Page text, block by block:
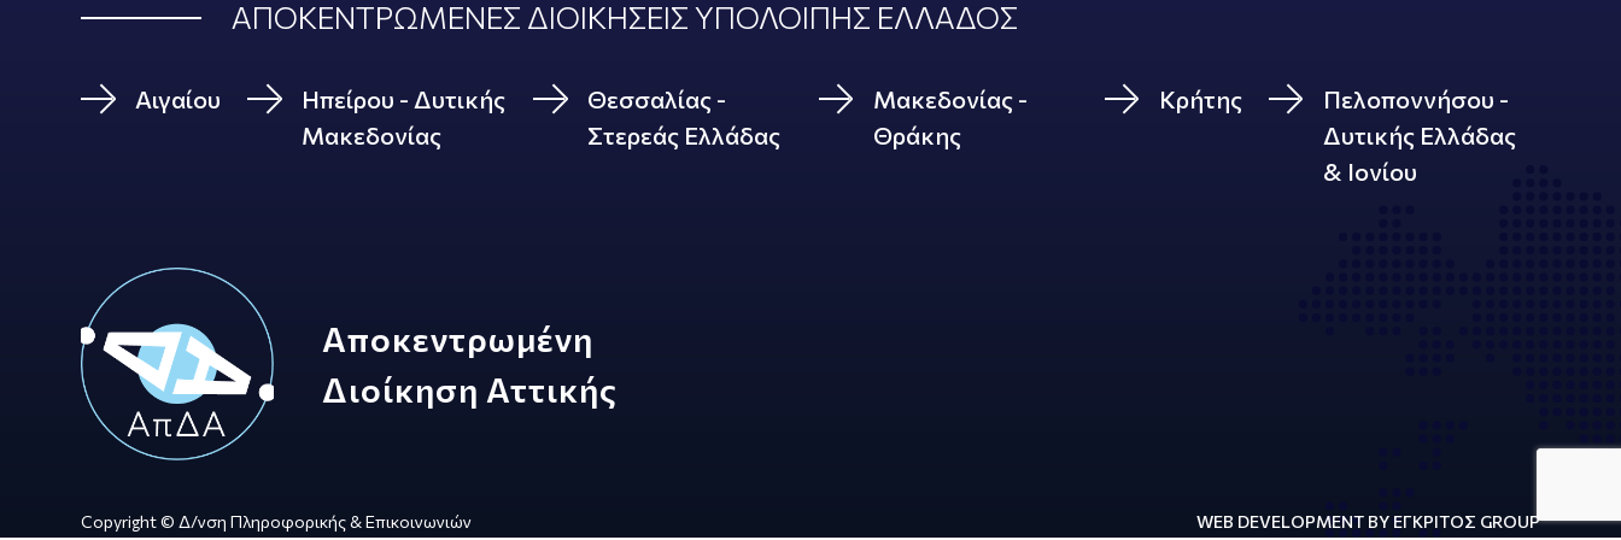
ΑΠΟΚΕΝΤΡΩΜΕΝΕΣ ΔΙΟΙΚΗΣΕΙΣ ΥΠΟΛΟΙΠΗΣ ΕΛΛΑΔΟΣ
Αιγαίου
Ηπείρου - Δυτικής
Μακεδονίας
Θεσσαλίας -
Στερεάς Ελλάδας
Μακεδονίας -
Θράκης
Κρήτης
Πελοποννήσου -
Δυτικής Ελλάδας
& Ιονίου
Αποκεντρωμένη
Διοίκηση Αττικής
Copyright © Δ/νση Πληροφορικής & Επικοινωνιών
WEB DEVELOPMENT BY ΕΓΚΡΙΤΟΣ GROUP